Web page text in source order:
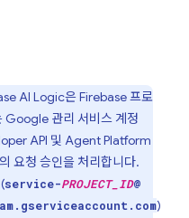
AI Logic은 Firebase 프로
Google 관리 서비스 계정
API 및 Agent Platform
의 요청 승인을 처리합니다.
service-PROJECT_ID@
)